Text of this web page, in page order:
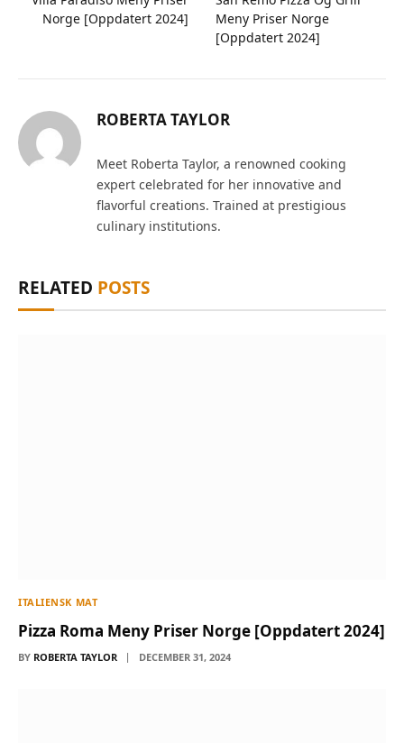
Norge [Oppdatert 2024]
Meny Priser Norge
[Oppdatert 2024]
ROBERTA TAYLOR
Meet Roberta Taylor, a renowned cooking
expert celebrated for her innovative and
flavorful creations. Trained at prestigious
culinary institutions.
RELATED POSTS
ITALIENSK MAT
Pizza Roma Meny Priser Norge [Oppdatert 2024]
BY ROBERTA TAYLOR DECEMBER 31, 2024